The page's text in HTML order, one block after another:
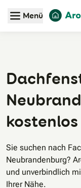
Menü
Sie suchen nach
Neubrandenburg?
und unverbindlich
Ihrer Nähe.